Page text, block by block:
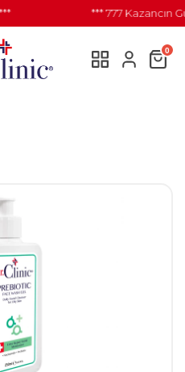
*** 777 Kazancın
0